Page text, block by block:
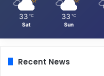
33 ℃
Sat
33 ℃
Sun
Recent News